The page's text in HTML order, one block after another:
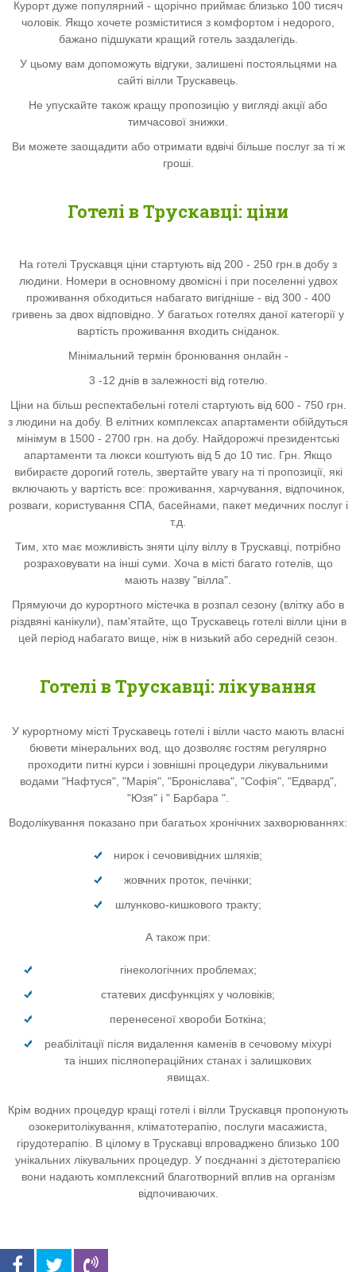
Курорт дуже популярний - щорічно приймає близько 100 тисяч
чоловік. Якщо хочете розміститися з комфортом і недорого,
бажано підшукати кращий готель заздалегідь.
У цьому вам допоможуть відгуки, залишені постояльцями на
сайті вілли Трускавець.
Не упускайте також кращу пропозицію у вигляді акції або
тимчасової знижки.
Ви можете заощадити або отримати вдвічі більше послуг за ті ж
гроші.
Готелі в Трускавці: ціни
На готелі Трускавця ціни стартують від 200 - 250 грн.в добу з
людини. Номери в основному двомісні і при поселенні удвох
проживання обходиться набагато вигідніше - від 300 - 400
гривень за двох відповідно. У багатьох готелях даної категорії у
вартість проживання входить сніданок.
Мінімальний термін бронювання онлайн -
3 -12 днів в залежності від готелю.
Ціни на більш респектабельні готелі стартують від 600 - 750 грн.
з людини на добу. В елітних комплексах апартаменти обійдуться
мінімум в 1500 - 2700 грн. на добу. Найдорожчі президентські
апартаменти та люкси коштують від 5 до 10 тис. Грн. Якщо
вибираєте дорогий готель, звертайте увагу на ті пропозиції, які
включають у вартість все: проживання, харчування, відпочинок,
розваги, користування СПА, басейнами, пакет медичних послуг і
т.д.
Тим, хто має можливість зняти цілу віллу в Трускавці, потрібно
розраховувати на інші суми. Хоча в місті багато готелів, що
мають назву "вілла".
Прямуючи до курортного містечка в розпал сезону (влітку або в
різдвяні канікули), пам'ятайте, що Трускавець готелі вілли ціни в
цей період набагато вище, ніж в низький або середній сезон.
Готелі в Трускавці: лікування
У курортному місті Трускавець готелі і вілли часто мають власні
бювети мінеральних вод, що дозволяє гостям регулярно
проходити питні курси і зовнішні процедури лікувальними
водами "Нафтуся", "Марія", "Броніслава", "Софія", "Едвард",
"Юзя" і " Барбара ".
Водолікування показано при багатьох хронічних захворюваннях:
нирок і сечовивідних шляхів;
жовчних проток, печінки;
шлунково-кишкового тракту;
А також при:
гінекологічних проблемах;
статевих дисфункціях у чоловіків;
перенесеної хвороби Боткіна;
реабілітації після видалення каменів в сечовому міхурі
та інших післяопераційних станах і залишкових
явищах.
Крім водних процедур кращі готелі і вілли Трускавця пропонують
озокеритолікування, кліматотерапію, послуги масажиста,
гірудотерапію. В цілому в Трускавці впроваджено близько 100
унікальних лікувальних процедур. У поєднанні з дієтотерапією
вони надають комплексний благотворний вплив на організм
відпочиваючих.